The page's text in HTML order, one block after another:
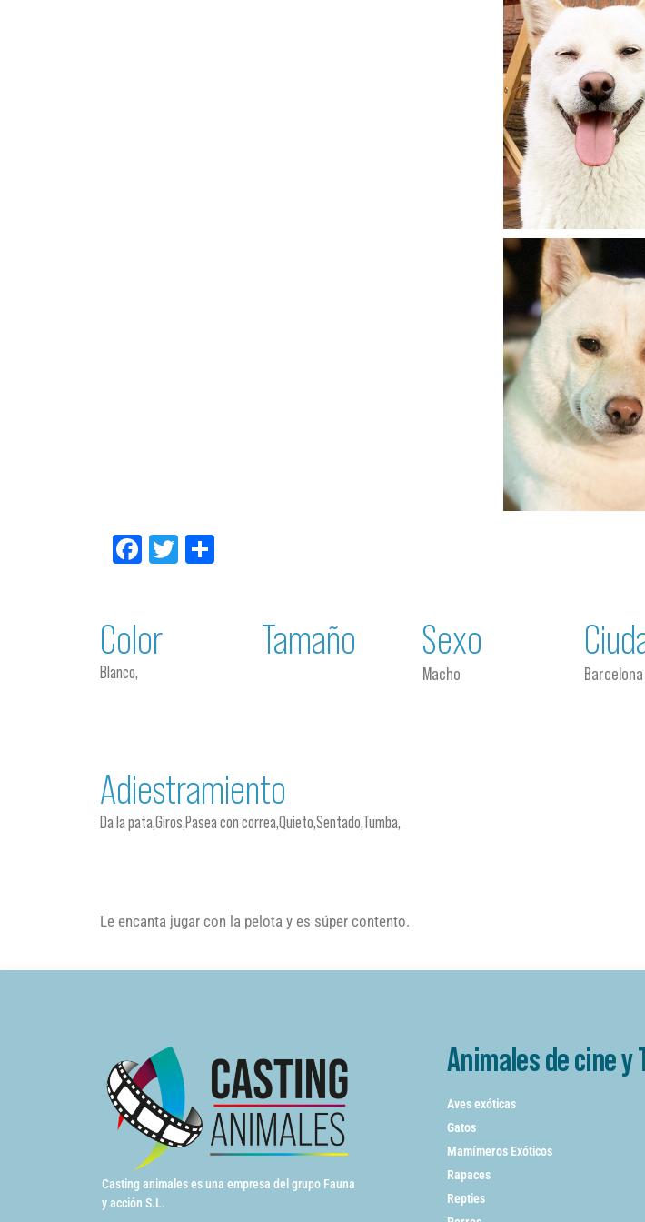
Facebook
Twitter
Color
Blanco,
Tamaño Sexo
Macho Barcelona
Adiestramiento
Da la pata,Giros,Pasea con correa,Quieto,Sentado,Tumba,
Le encanta jugar con la pelota y es súper contento.
Casting animales es una empresa del grupo Fauna
y acción S.L.
Animales de cine y
Aves exóticas
Gatos
Mamímeros Exóticos
Rapaces
Repties